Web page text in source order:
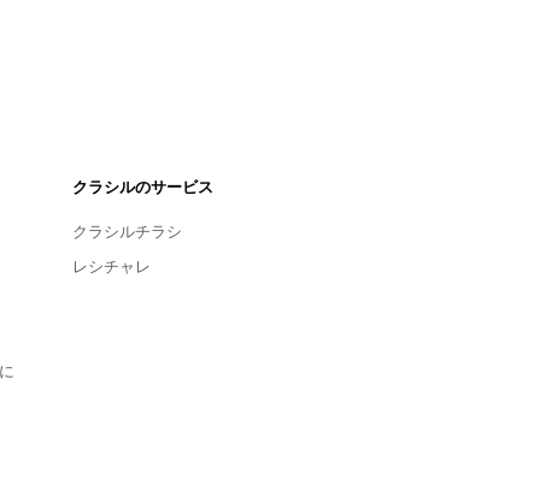
クラシルのサービス
クラシルチラシ
レシチャレ